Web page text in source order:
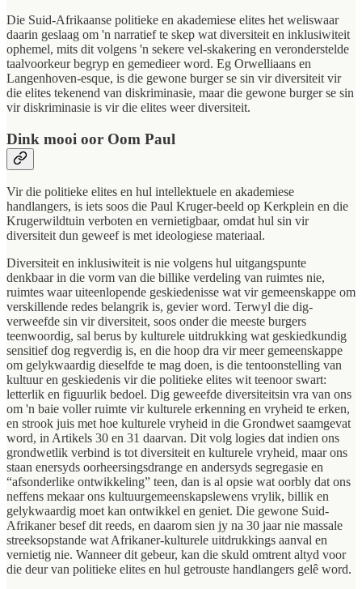
Die Suid-Afrikaanse politieke en akademiese elites het weliswaar
daarin geslaag om 'n narratief te skep wat diversiteit en inklusiwiteit
ophemel, mits dit volgens 'n sekere vel-skakering en veronderstelde
taalvoorkeur begryp en gemedieer word. Eg Orwelliaans en
Langenhoven-esque, is die gewone burger se sin vir diversiteit vir
die elites tekenend van diskriminasie, maar die gewone burger se sin
vir diskriminasie is vir die elites weer diversiteit.
Dink mooi oor Oom Paul
Vir die politieke elites en hul intellektuele en akademiese
handlangers, is iets soos die Paul Kruger-beeld op Kerkplein en die
Krugerwildtuin verboten en vernietigbaar, omdat hul sin vir
diversiteit dun geweef is met ideologiese materiaal.
Diversiteit en inklusiwiteit is nie volgens hul uitgangspunte
denkbaar in die vorm van die billike verdeling van ruimtes nie,
ruimtes waar uiteenlopende geskiedenisse wat vir gemeenskappe om
verskillende redes belangrik is, gevier word. Terwyl die dig-
verweefde sin vir diversiteit, soos onder die meeste burgers
teenwoordig, sal berus by kulturele uitdrukking wat geskiedkundig
sensitief dog regverdig is, en die hoop dra vir meer gemeenskappe
om gelykwaardig dieselfde te mag doen, is die tentoonstelling van
kultuur en geskiedenis vir die politieke elites wit teenoor swart:
letterlik en figuurlik bedoel. Dig geweefde diversiteitsin vra van ons
om 'n baie voller ruimte vir kulturele erkenning en vryheid te erken,
en strook juis met hoe kulturele vryheid in die Grondwet saamgevat
word, in Artikels 30 en 31 daarvan. Dit volg logies dat indien ons
grondwetlik verbind is tot diversiteit en kulturele vryheid, maar ons
staan enersyds oorheersingsdrange en andersyds segregasie en
“afsonderlike ontwikkeling” teen, dan is al opsie wat oorbly dat ons
neffens mekaar ons kultuurgemeenskapslewens vrylik, billik en
gelykwaardig moet kan ontwikkel en geniet. Die gewone Suid-
Afrikaner besef dit reeds, en daarom sien jy na 30 jaar nie massale
streeksopstande wat Afrikaner-kulturele uitdrukkings aanval en
vernietig nie. Wanneer dit gebeur, kan die skuld omtrent altyd voor
die deur van politieke elites en hul getrouste handlangers gelê word.